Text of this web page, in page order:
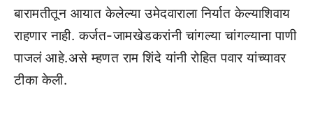
बारामतीतून आयात केलेल्या उमेदवाराला निर्यात केल्याशिवाय
राहणार नाही. कर्जत-जामखेडकरांनी चांगल्या चांगल्याना पाणी
पाजलं आहे.असे म्हणत राम शिंदे यांनी रोहित पवार यांच्यावर
टीका केली.